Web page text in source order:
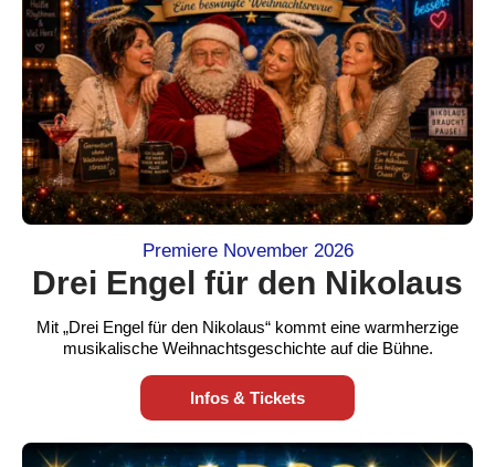
Premiere November 2026
Drei Engel für den Nikolaus
Mit „Drei Engel für den Nikolaus“ kommt eine warmherzige
musikalische Weihnachtsgeschichte auf die Bühne.
Infos & Tickets